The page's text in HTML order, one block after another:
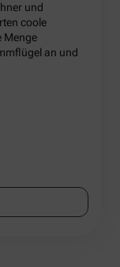
und
coole
Menge
an und